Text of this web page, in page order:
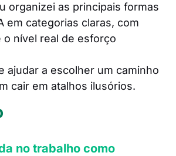
organizei as principais formas
em categorias claras, com
o nível real de esforço
ajudar a escolher um caminho
cair em atalhos ilusórios.
no trabalho como